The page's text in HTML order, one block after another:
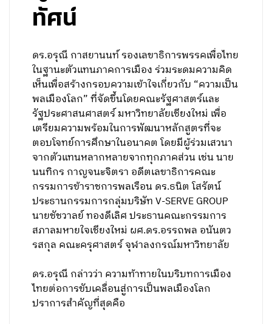
ทัศน์
ดร.อรุณี กาสยานนท์ รองเลขาธิการพรรคเพื่อไทย
ในฐานะตัวแทนภาคการเมือง ร่วมระดมความคิด
เห็นเพื่อสร้างกรอบความเข้าใจเกี่ยวกับ “ความเป็น
พลเมืองโลก” ที่จัดขึ้นโดยคณะรัฐศาสตร์และ
รัฐประศาสนศาสตร์ มหาวิทยาลัยเชียงใหม่ เพื่อ
เตรียมความพร้อมในการพัฒนาหลักสูตรที่จะ
ตอบโจทย์การศึกษาในอนาคต โดยมีผู้ร่วมเสวนา
จากตัวแทนหลากหลายจากทุกภาคส่วน เช่น นาย
นนทิกร กาญจนะจิตรา อดีตเลขาธิการคณะ
กรรมการข้าราชการพลเรือน ดร.ธนิต โสรัตน์
ประธานกรรมการกลุ่มบริษัท V-SERVE GROUP
นายชัชวาลย์ ทองดีเลิศ ประธานคณะกรรมการ
สภาลมหายใจเชียงใหม่ ผศ.ดร.อรรถพล อนันตว
รสกุล คณะครุศาสตร์ จุฬาลงกรณ์มหาวิทยาลัย
ดร.อรุณี กล่าวว่า ความท้าทายในบริบทการเมือง
ไทยต่อการขับเคลื่อนสู่การเป็นพลเมืองโลก
ปราการสำคัญที่สุดคือ